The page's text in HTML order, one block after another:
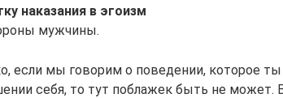
наказания в эгоизм
мужчины.
если мы говорим о поведении, которое
себя, то тут поблажек быть не может.